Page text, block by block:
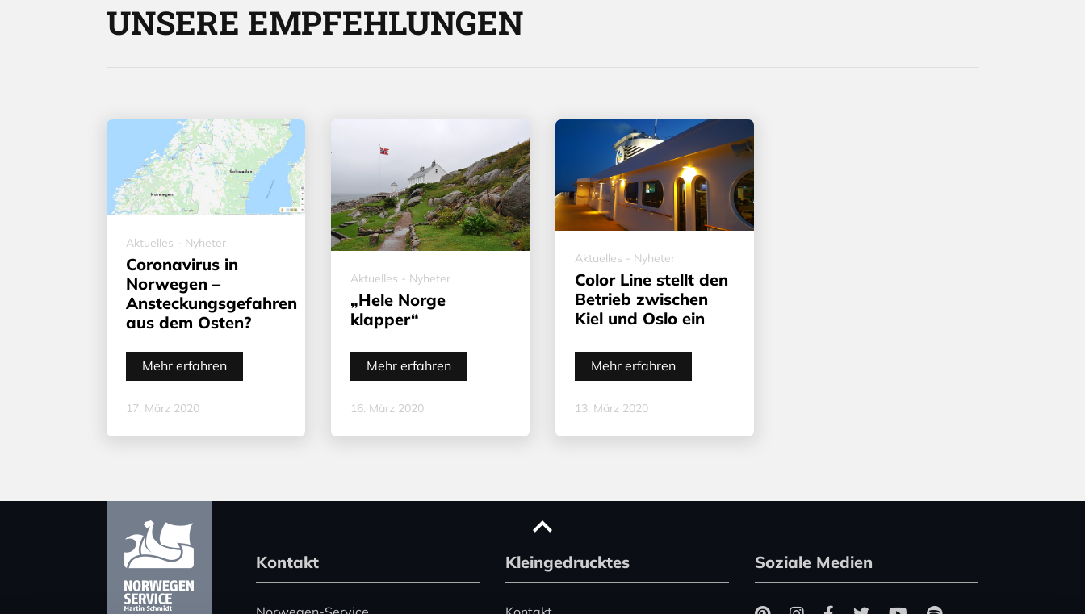
UNSERE EMPFEHLUNGEN
Aktuelles - Nyheter
Coronavirus in
Norwegen –
Ansteckungsgefahren
aus dem Osten?
Mehr erfahren
17. März 2020
Aktuelles - Nyheter
„Hele Norge
klapper“
Mehr erfahren
16. März 2020
Aktuelles - Nyheter
Color Line stellt den
Betrieb zwischen
Kiel und Oslo ein
Mehr erfahren
13. März 2020
Kontakt Kleingedrucktes Soziale Medien